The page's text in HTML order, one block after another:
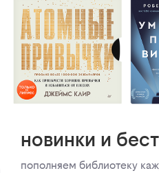
новинки и
пополняем библиотеку